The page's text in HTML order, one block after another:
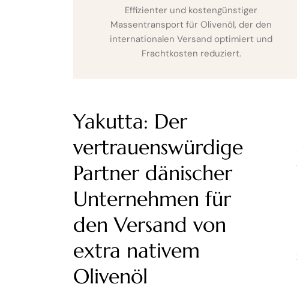
Effizienter und kostengünstiger
Massentransport für Olivenöl, der den
internationalen Versand optimiert und
Frachtkosten reduziert.
Yakutta: Der
vertrauenswürdige
Partner dänischer
Unternehmen für
den Versand von
extra nativem
Olivenöl